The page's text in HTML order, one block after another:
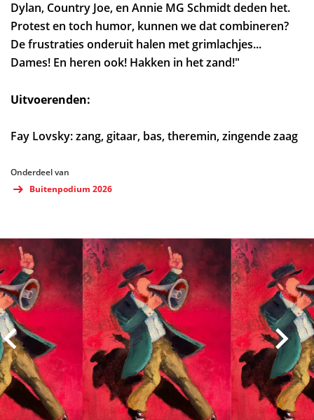
Dylan, Country Joe, en Annie MG Schmidt deden het.
Protest en toch humor, kunnen we dat combineren?
De frustraties onderuit halen met grimlachjes...
Dames! En heren ook! Hakken in het zand!"
Uitvoerenden:
Fay Lovsky: zang, gitaar, bas, theremin, zingende zaag
Onderdeel van
Buitenpodium 2026
Overslaan